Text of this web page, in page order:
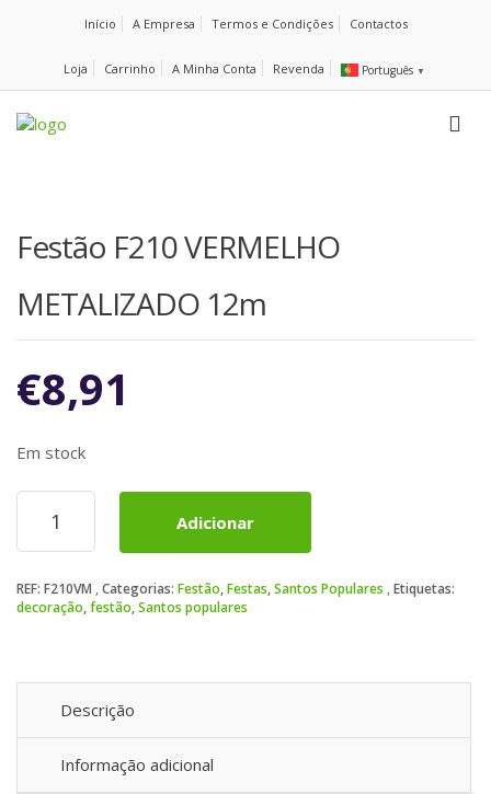
Início A Empresa Termos e Condições Contactos
Loja Carrinho A Minha Conta Revenda Português ▼
Festão F210 VERMELHO
METALIZADO 12m
€8,91
Em stock
Quantidade
Festão
VERMELHO
METALIZADO
Adicionar
REF: F210VM Categorias: Festão,Festas,Santos Populares Etiquetas:
decoração,festão,Santos populares
Descrição
Informação adicional